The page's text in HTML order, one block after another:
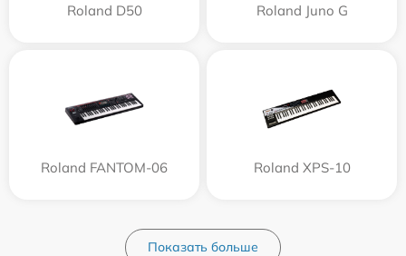
Roland D50 Roland Juno G
Roland FANTOM-06 Roland XPS-10
Показать больше